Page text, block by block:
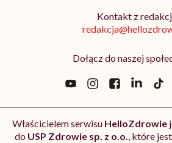
Kontakt z
Dołącz do naszej
Właścicielem serwisu HelloZdrowie
do USP Zdrowie sp. z o.o., które